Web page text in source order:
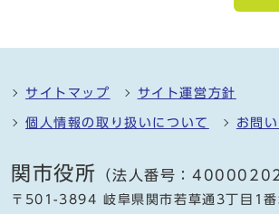
サイトマップ サイト運営方針
個人情報の取り扱いについて お問
関市役所 （法人番号：
〒501-3894 岐阜県関市若草通3丁目1番